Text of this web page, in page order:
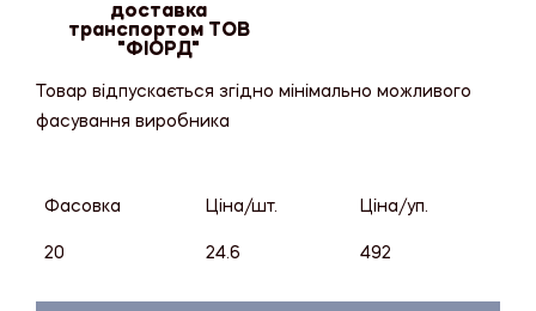
доставка
транспортом ТОВ
"ФІОРД"
Товар відпускається згідно мінімально можливого
фасування виробника
Фасовка Ціна/шт. Ціна/уп.
20 24.6 492